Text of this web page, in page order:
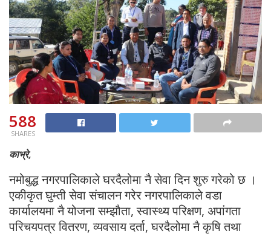
588
SHARES
काभ्रे,
नमोबुद्ध नगरपालिकाले घरदैलोमा नै सेवा दिन शुरु गरेको छ ।
एकीकृत घुम्ती सेवा संचालन गरेर नगरपालिकाले वडा
कार्यालयमा नै योजना सम्झौता, स्वास्थ्य परिक्षण, अपांगता
परिचयपत्र वितरण, व्यवसाय दर्ता, घरदैलोमा नै कृषि तथा